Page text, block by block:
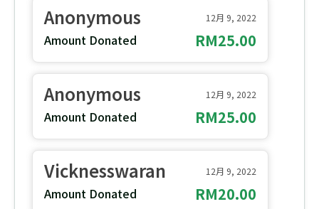
Anonymous 12月 9, 2022
Amount Donated RM25.00
Anonymous 12月 9, 2022
Amount Donated RM25.00
Vicknesswaran 12月 9, 2022
Amount Donated RM20.00